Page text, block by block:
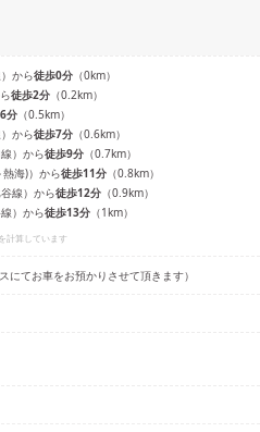
） から徒歩0分 （0km）
徒歩2分 （0.2km）
6分 （0.5km）
） から徒歩7分 （0.6km）
） から徒歩9分 （0.7km）
熱海)） から徒歩11分 （0.8km）
線） から徒歩12分 （0.9km）
） から徒歩13分 （1km）
計算しています
にてお車をお預かりさせて頂きます）